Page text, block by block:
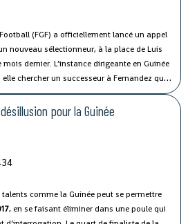
(FGF) a officiellement lancé un appel
nouveau sélectionneur, à la place de Luis
mois dernier. L’instance dirigeante en Guinée
chercher un successeur à Fernandez qui
journée des éliminatoires de la CAN 2017.
pour la Guinée
comme la Guinée peut se permettre
, en se faisant éliminer dans une poule qui